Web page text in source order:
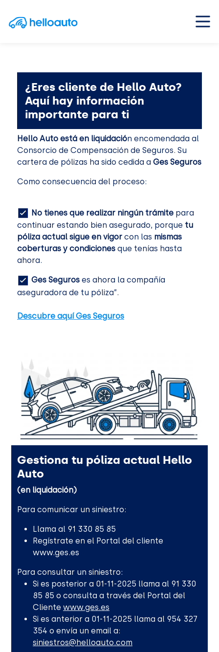
Saltar al contenido
Navegación principal
¿Eres cliente de Hello Auto?
Aquí hay información
importante para ti
Hello Auto está en liquidación encomendada al
Consorcio de Compensación de Seguros. Su
cartera de pólizas ha sido cedida a Ges Seguros
Como consecuencia del proceso:
No tienes que realizar ningún trámite para
continuar estando bien asegurado, porque tu
póliza actual sigue en vigor con las mismas
coberturas y condiciones que tenías hasta
ahora.
Ges Seguros es ahora la compañía
aseguradora de tu póliza”.
Descubre aquí Ges Seguros
Gestiona tu póliza actual Hello
Auto
(en liquidación)
Para comunicar un siniestro:
Llama al 91 330 85 85
Regístrate en el Portal del cliente
www.ges.es
Para consultar un siniestro:
Si es posterior a 01-11-2025 llama al 91 330
85 85 o consulta a través del Portal del
Cliente www.ges.es
Si es anterior a 01-11-2025 llama al 954 327
354 o envía un email a:
siniestros@helloauto.com